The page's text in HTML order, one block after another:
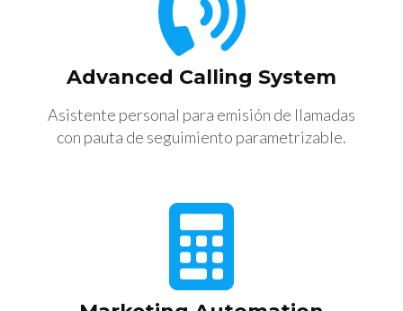
Advanced Calling System
Asistente personal para emisión de llamadas
con pauta de seguimiento parametrizable.